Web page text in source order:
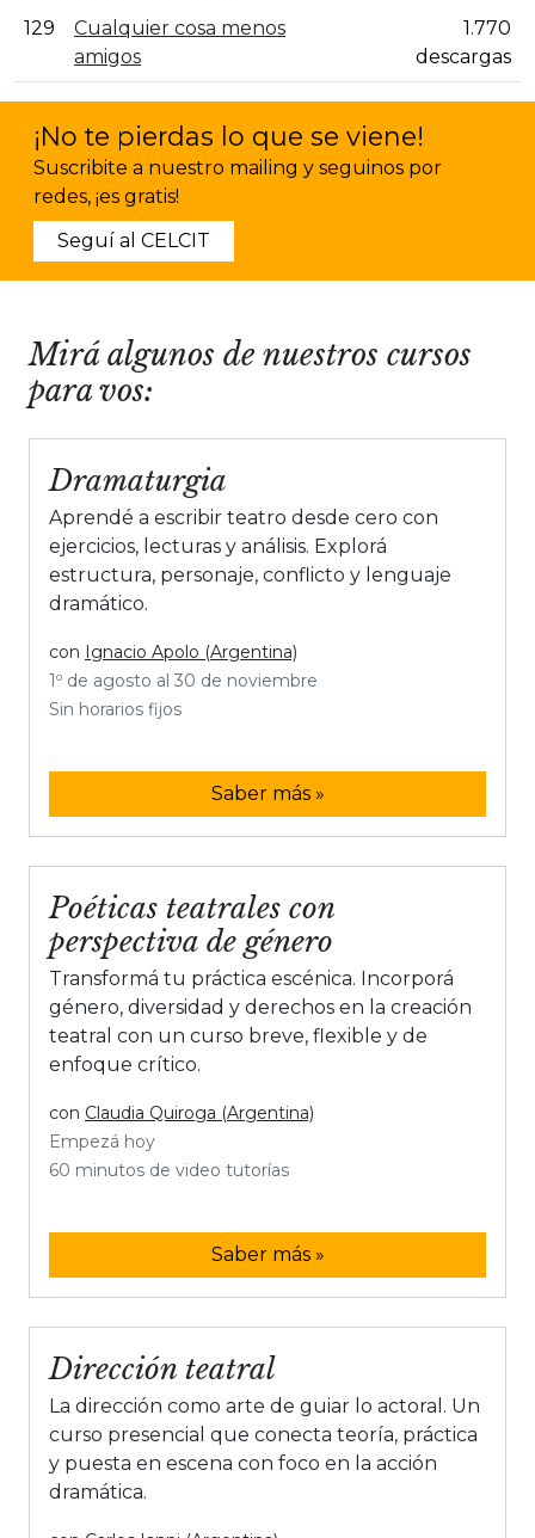
129
Cualquier cosa menos
amigos
1.770
descargas
¡No te pierdas lo que se viene!
Suscribite a nuestro mailing y seguinos por
redes, ¡es gratis!
Seguí al CELCIT
Mirá algunos de nuestros cursos
para vos:
Dramaturgia
Aprendé a escribir teatro desde cero con
ejercicios, lecturas y análisis. Explorá
estructura, personaje, conflicto y lenguaje
dramático.
con Ignacio Apolo (Argentina)
1º de agosto al 30 de noviembre
Sin horarios fijos
Saber más »
Poéticas teatrales con
perspectiva de género
Transformá tu práctica escénica. Incorporá
género, diversidad y derechos en la creación
teatral con un curso breve, flexible y de
enfoque crítico.
con Claudia Quiroga (Argentina)
Empezá hoy
60 minutos de video tutorías
Saber más »
Dirección teatral
La dirección como arte de guiar lo actoral. Un
curso presencial que conecta teoría, práctica
y puesta en escena con foco en la acción
dramática.